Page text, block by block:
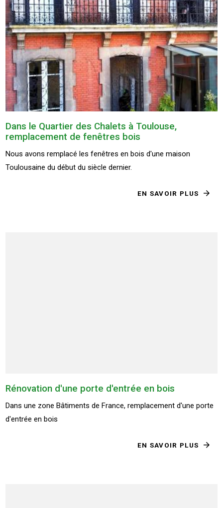
Dans le Quartier des Chalets à Toulouse,
remplacement de fenêtres bois
Nous avons remplacé les fenêtres en bois d'une maison
Toulousaine du début du siècle dernier.
EN SAVOIR PLUS
Rénovation d'une porte d'entrée en bois
Dans une zone Bâtiments de France, remplacement d'une porte
d'entrée en bois
EN SAVOIR PLUS